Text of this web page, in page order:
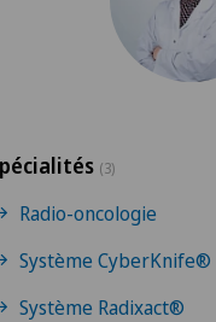
(3)
Radio-oncologie
Système CyberKnife®
Système Radixact®